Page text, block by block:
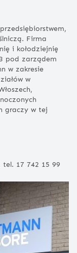
Firma
i kołodziejnię
pod zarządem
w zakresie
w
graczy w tej
tel. 17 742 15 99